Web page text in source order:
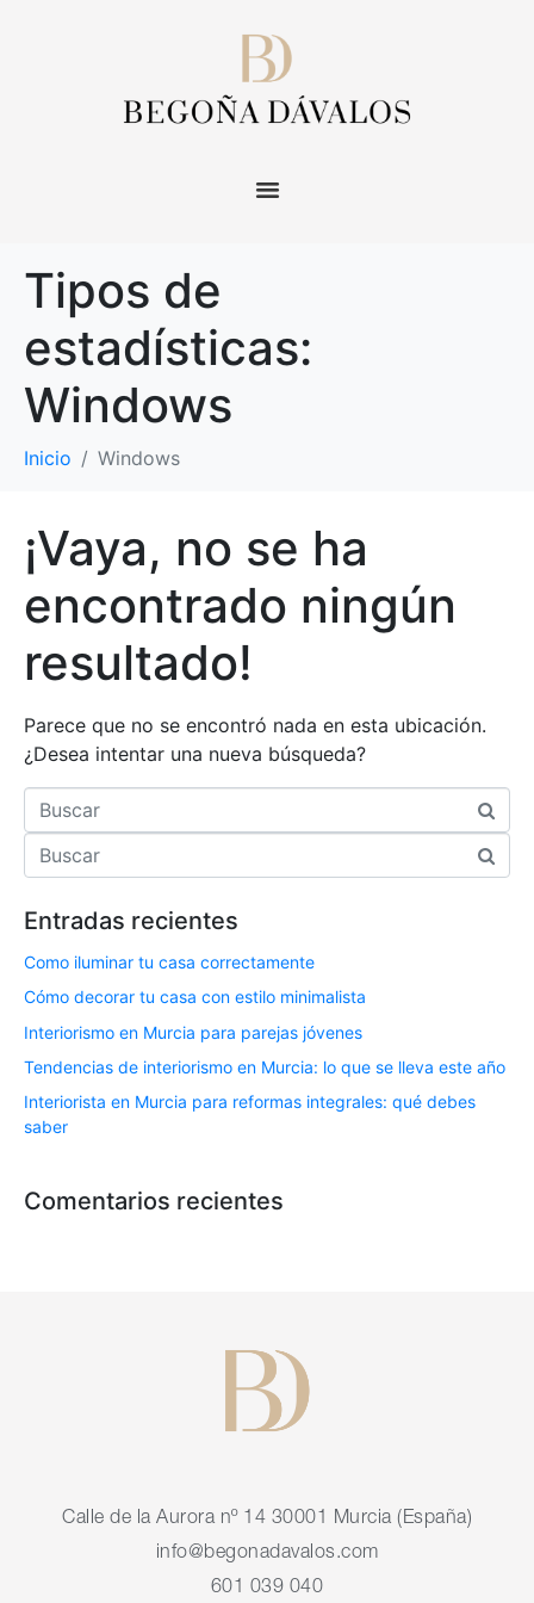
Tipos de
estadísticas:
Windows
Inicio Windows
¡Vaya, no se ha
encontrado ningún
resultado!
Parece que no se encontró nada en esta ubicación.
¿Desea intentar una nueva búsqueda?
Buscar
Buscar
Entradas recientes
Como iluminar tu casa correctamente
Cómo decorar tu casa con estilo minimalista
Interiorismo en Murcia para parejas jóvenes
Tendencias de interiorismo en Murcia: lo que se lleva este año
Interiorista en Murcia para reformas integrales: qué debes
saber
Comentarios recientes
Calle de la Aurora nº 14 30001 Murcia (España)
info@begonadavalos.com
601 039 040